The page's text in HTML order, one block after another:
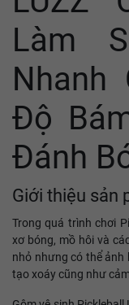
Làm
Nhanh
Độ
Đánh
Giới thiệu sản
Trong quá trình chơi
xơ bóng, mồ hôi và
nhỏ nhưng có thể ảnh
tạo xoáy cũng như